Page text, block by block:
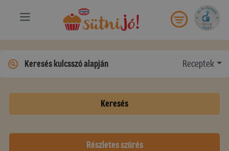
Receptek
Keresés
Részletes szűrés